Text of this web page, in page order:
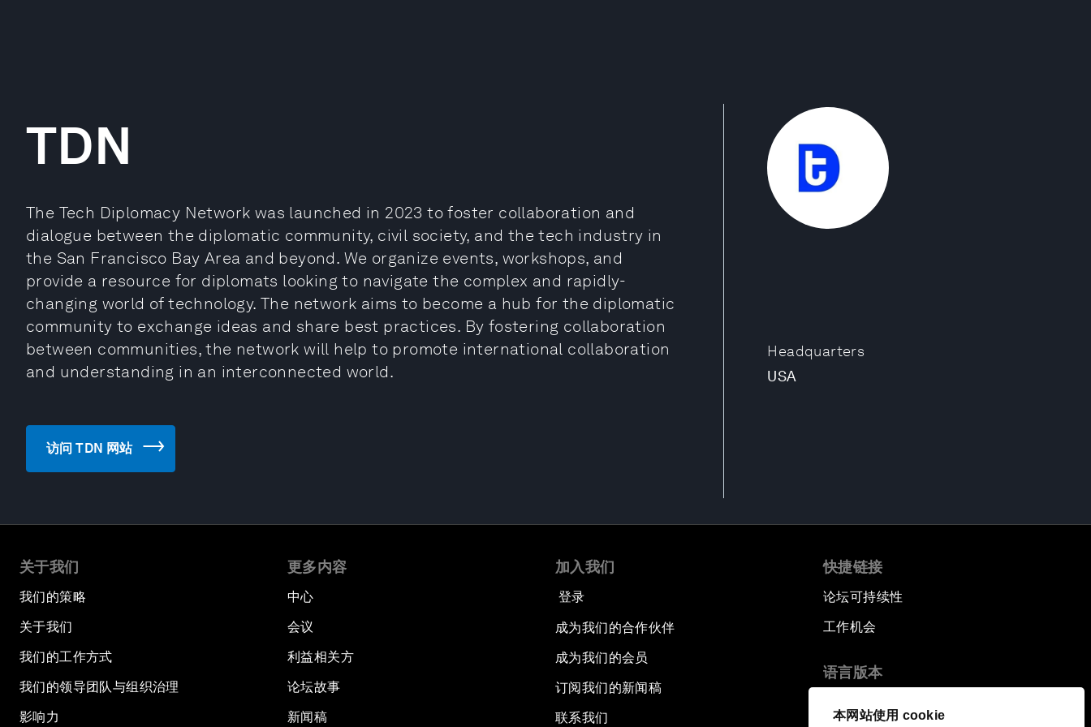
本网站使用 cookie
Headquarters
USA
TDN
The Tech Diplomacy Network was launched in 2023 to foster collaboration and
dialogue between the diplomatic community, civil society, and the tech industry in
the San Francisco Bay Area and beyond. We organize events, workshops, and
provide a resource for diplomats looking to navigate the complex and rapidly-
changing world of technology. The network aims to become a hub for the diplomatic
community to exchange ideas and share best practices. By fostering collaboration
between communities, the network will help to promote international collaboration
and understanding in an interconnected world.
访问 TDN 网站
关于我们
我们的策略
关于我们
我们的工作方式
我们的领导团队与组织治理
影响力
更多内容
中心
会议
利益相关方
论坛故事
新闻稿
加入我们
登录
成为我们的合作伙伴
成为我们的会员
订阅我们的新闻稿
联系我们
快捷链接
论坛可持续性
工作机会
语言版本